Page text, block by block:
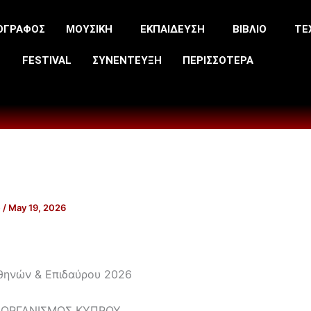
ΜΟΥΣΙΚΗ ΕΚΠΑΙΔΕΥΣΗ ΒΙΒΛΙΟ
FESTIVAL ΣΥΝΕΝΤΕΥΞΗ ΠΕΡΙΣΣΟΤΕΡΑ
/ May 19, 2026
& Επιδαύρου 2026